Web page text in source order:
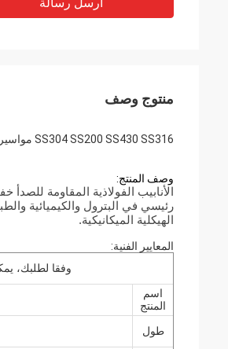
منتوج وصف
SS304 SS200 SS430 SS316 مواسير الفولاذ المقاوم للصدأ وطول الأنابيب 3000 مم ~ 6000 مم
وصف المنتج:
الأنابيب الفولاذية المقاومة
رئيسي في البترول والكيميائية
الهيكلية الميكانيكية.
المعايير الفنية:
وفقا لطلبك،
اسم
المنتج
طول